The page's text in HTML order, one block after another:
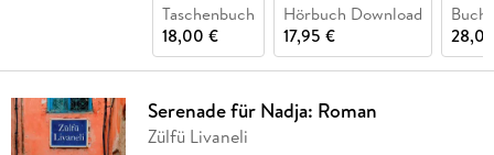
Taschenbuch
18,00 €
Hörbuch Download
17,95 €
Buch
Serenade für Nadja: Roman
Zülfü Livaneli